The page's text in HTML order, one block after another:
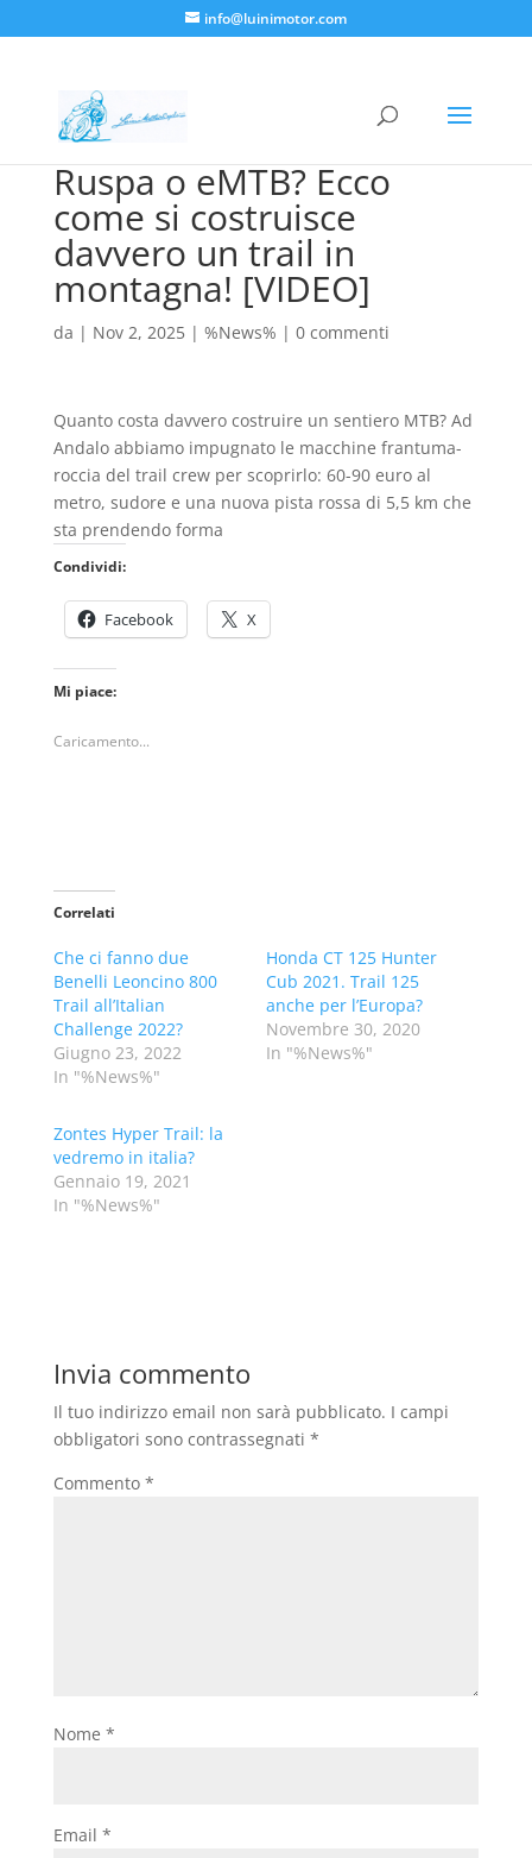
info@luinimotor.com
Ruspa o eMTB? Ecco
come si costruisce
davvero un trail in
montagna! [VIDEO]
da | Nov 2, 2025| %News% | 0 commenti
Quanto costa davvero costruire un sentiero MTB? Ad
Andalo abbiamo impugnato le macchine frantuma-
roccia del trail crew per scoprirlo: 60-90 euro al
metro, sudore e una nuova pista rossa di 5,5 km che
sta prendendo forma
Condividi:
Facebook X
Mi piace:
Caricamento...
Correlati
Che ci fanno due
Benelli Leoncino 800
Trail all’Italian
Challenge 2022?
Giugno 23, 2022
In "%News%"
Honda CT 125 Hunter
Cub 2021. Trail 125
anche per l’Europa?
Novembre 30, 2020
In "%News%"
Zontes Hyper Trail: la
vedremo in italia?
Gennaio 19, 2021
In "%News%"
Invia commento
Il tuo indirizzo email non sarà pubblicato. I campi
obbligatori sono contrassegnati *
Commento *
Nome *
Email *